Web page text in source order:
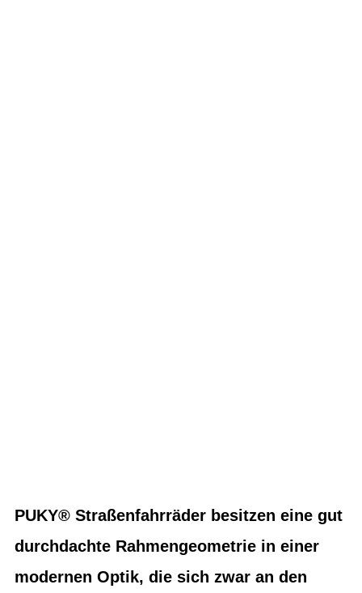
PUKY® Straßenfahrräder besitzen eine gut
durchdachte Rahmengeometrie in einer
modernen Optik, die sich zwar an den